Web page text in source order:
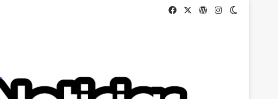
Facebook WordPress
Instagram